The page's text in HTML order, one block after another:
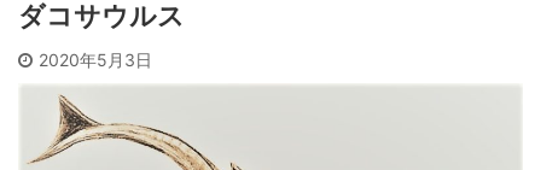
ダコサウルス
2020年5月3日